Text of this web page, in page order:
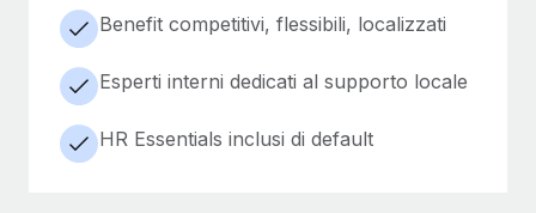
Benefit competitivi, flessibili, localizzati
Esperti interni dedicati al supporto locale
HR Essentials inclusi di default